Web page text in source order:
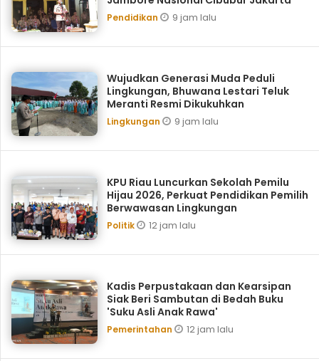
Pendidikan 9 jam lalu
Wujudkan Generasi Muda Peduli
Lingkungan, Bhuwana Lestari Teluk
Meranti Resmi Dikukuhkan
Lingkungan 9 jam lalu
KPU Riau Luncurkan Sekolah Pemilu
Hijau 2026, Perkuat Pendidikan Pemilih
Berwawasan Lingkungan
Politik 12 jam lalu
Kadis Perpustakaan dan Kearsipan
Siak Beri Sambutan di Bedah Buku
'Suku Asli Anak Rawa'
Pemerintahan 12 jam lalu